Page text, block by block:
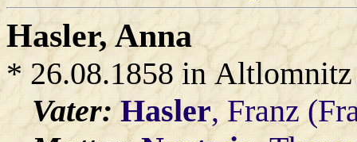
Hasler, Anna
* 26.08.1858 in Altlomnitz
Vater:Hasler, Franz